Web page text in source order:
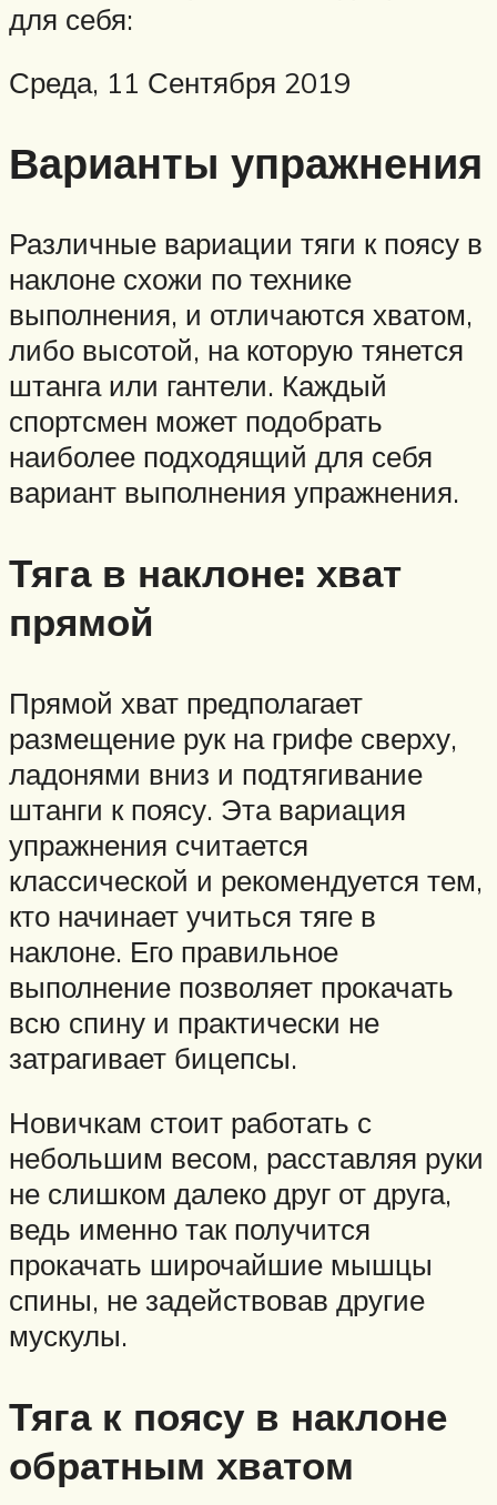
для себя:
Среда, 11 Сентября 2019
Варианты упражнения
Различные вариации тяги к поясу в
наклоне схожи по технике
выполнения, и отличаются хватом,
либо высотой, на которую тянется
штанга или гантели. Каждый
спортсмен может подобрать
наиболее подходящий для себя
вариант выполнения упражнения.
Тяга в наклоне: хват
прямой
Прямой хват предполагает
размещение рук на грифе сверху,
ладонями вниз и подтягивание
штанги к поясу. Эта вариация
упражнения считается
классической и рекомендуется тем,
кто начинает учиться тяге в
наклоне. Его правильное
выполнение позволяет прокачать
всю спину и практически не
затрагивает бицепсы.
Новичкам стоит работать с
небольшим весом, расставляя руки
не слишком далеко друг от друга,
ведь именно так получится
прокачать широчайшие мышцы
спины, не задействовав другие
мускулы.
Тяга к поясу в наклоне
обратным хватом